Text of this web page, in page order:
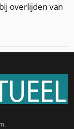
overlijden van